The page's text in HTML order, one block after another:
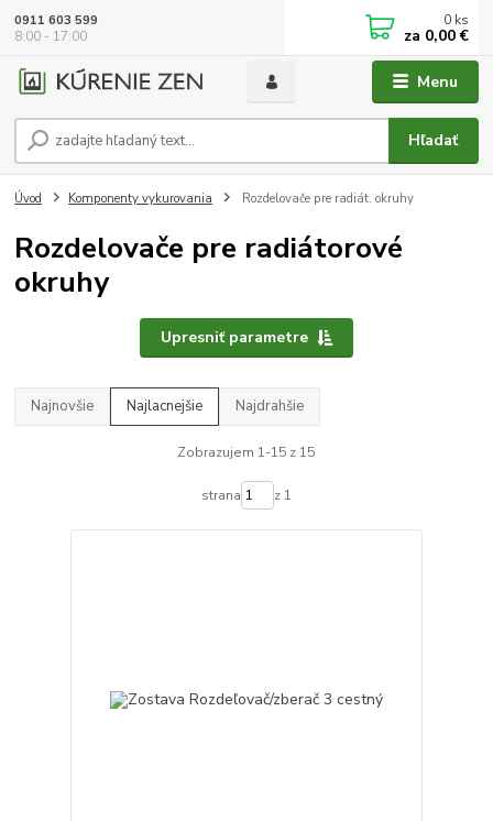
Menu
Hľadať
0911 603 599
8:00 - 17:00
0 ks
za 0,00 €
Úvod Komponenty vykurovania Rozdelovače pre radiát. okruhy
Rozdelovače pre radiátorové
okruhy
Upresniť parametre
Najnovšie Najlacnejšie Najdrahšie
Zobrazujem 1-15 z 15
strana z 1